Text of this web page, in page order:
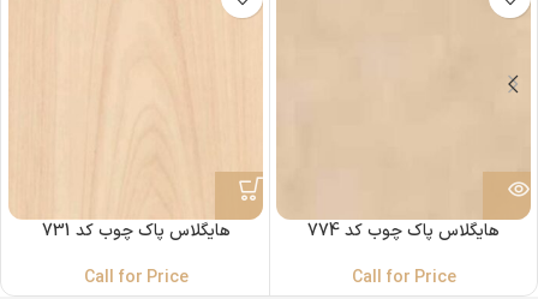
هایگلاس پاک چوب کد 774
Call for Price
هایگلاس پاک چوب کد 731
Call for Price